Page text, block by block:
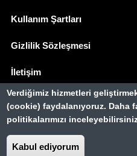
Kullanım Şartları
Gizlilik Sözleşmesi
İletişim
Basında Biz
Gezimanya
Verdiğimiz hizmetleri
(cookie) faydalanıyoruz. Daha
politikalarımızı
Kabul ediyorum